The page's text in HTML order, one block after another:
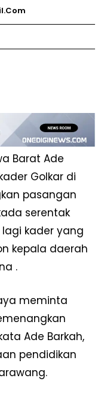
Barat Ade
Golkar di
pasangan
serentak
kader yang
kepala daerah
.
meminta
Ade Barkah,
pendidikan